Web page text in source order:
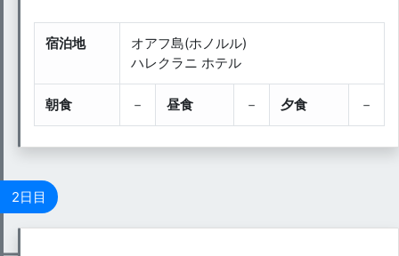
宿泊地
オアフ島(ホノルル)
ハレクラニ ホテル
朝食 － 昼食 － 夕食 －
2日目